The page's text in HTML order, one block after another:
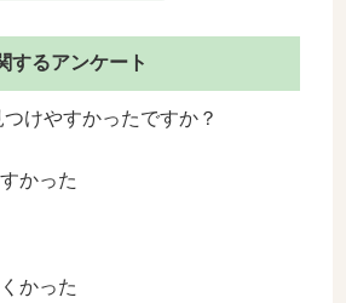
するアンケート
けやすかったですか？
かった
かった